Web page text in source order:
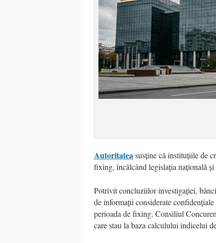
Autoritateasusține că instituțiile de
fixing, încălcând legislația națională
Potrivit concluziilor investigației,
de informații considerate
perioada de fixing. Consiliul
care stau la baza calculului indicelui